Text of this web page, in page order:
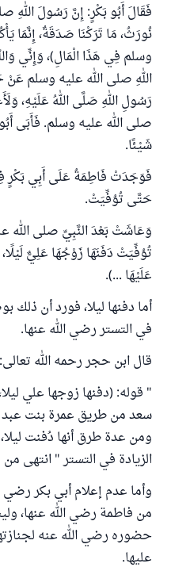
فَقَالَ أَبُو بَكْرٍ: إِنَّ رَسُولَ اللهِ
نُورَثُ، مَا تَرَكْنَا صَدَقَةٌ، إِنَّمَا
وسلم فِي هَذَا الْمَالِ)، وَإِنِّي
اللهِ صلى الله عليه وسلم عَنْ
رَسُولِ اللهِ صَلَّى اللهُ عَلَيْهِ،
صلى الله عليه وسلم. فَأَبَى
شَيْئًا.
فَوَجَدَتْ فَاطِمَةُ عَلَى أَبِي بَكْرٍ
حَتَّى تُوُفِّيَتْ.
وَعَاشَتْ بَعْدَ النَّبِيِّ صلى الله
تُوُفِّيَتْ ‌دَفَنَهَا زَوْجُهَا عَلِيٌّ
عَلَيْهَا ...).
أما دفنها ليلا، فورد أن ذلك
في التستر رضي الله عنها.
قال ابن حجر رحمه الله تعالى:
" قوله: (دفنها زوجها علي
سعد من طريق عمرة بنت عبد
ومن عدة طرق أنها دُفنت
الزيادة في التستر " انتهى من
وأما عدم إعلام أبي بكر رضي
من فاطمة رضي الله عنها،
حضوره رضي الله عنه
عليها.